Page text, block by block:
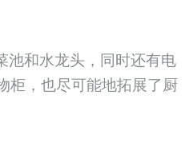
池和水龙头，同时还有电
柜，也尽可能地拓展了厨